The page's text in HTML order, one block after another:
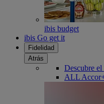
ibis budget
ibis Go get it
Fidelidad
Atrás
Descubre el
ALL